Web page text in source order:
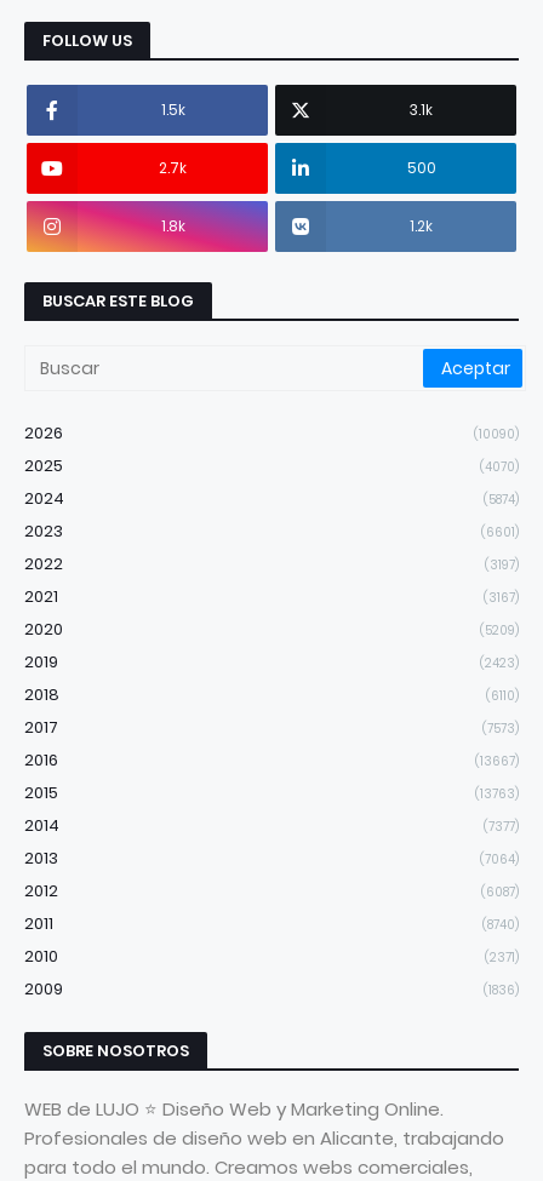
FOLLOW US
1.5k 3.1k
2.7k 500
1.8k 1.2k
BUSCAR ESTE BLOG
2026 (10090)
2025 (4070)
2024 (5874)
2023 (6601)
2022 (3197)
2021 (3167)
2020 (5209)
2019 (2423)
2018 (6110)
2017 (7573)
2016 (13667)
2015 (13763)
2014 (7377)
2013 (7064)
2012 (6087)
2011 (8740)
2010 (2371)
2009 (1836)
SOBRE NOSOTROS
WEB de LUJO ⭐ Diseño Web y Marketing Online.
Profesionales de diseño web en Alicante, trabajando
para todo el mundo. Creamos webs comerciales,